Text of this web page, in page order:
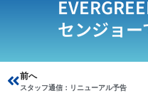
センジョ
Prev
前へ
スタッフ通信：リニューアル予告